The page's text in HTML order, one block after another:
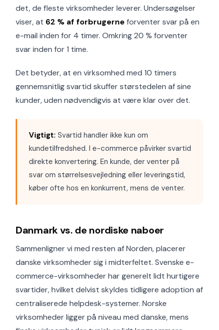
det, de fleste virksomheder leverer. Undersøgelser
viser, at 62 % af forbrugerneforventer svar på en
e-mail inden for 4 timer. Omkring 20 % forventer
svar inden for 1 time.
Det betyder, at en virksomhed med 10 timers
gennemsnitlig svartid skuffer størstedelen af sine
kunder, uden nødvendigvis at være klar over det.
Vigtigt: Svartid handler ikke kun om
kundetilfredshed. I e-commerce påvirker svartid
direkte konvertering. En kunde, der venter på
svar om størrelsesvejledning eller leveringstid,
køber ofte hos en konkurrent, mens de venter.
Danmark vs. de nordiske naboer
Sammenligner vi med resten af Norden, placerer
danske virksomheder sig i midterfeltet. Svenske e-
commerce-virksomheder har generelt lidt hurtigere
svartider, hvilket delvist skyldes tidligere adoption af
centraliserede helpdesk-systemer. Norske
virksomheder ligger på niveau med danske, mens